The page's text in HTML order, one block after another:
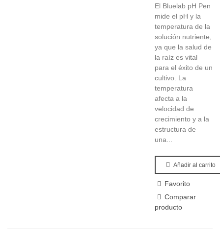
El Bluelab pH Pen
mide el pH y la
temperatura de la
solución nutriente,
ya que la salud de
la raíz es vital
para el éxito de un
cultivo. La
temperatura
afecta a la
velocidad de
crecimiento y a la
estructura de
una...
Añadir al carrito
Favorito
Comparar
producto